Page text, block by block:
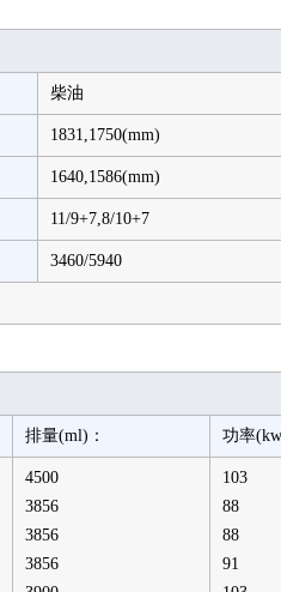
柴油
1831,1750(mm)
1640,1586(mm)
11/9+7,8/10+7
3460/5940
排量(ml)： 功率
4500
3856
3856
3856
103
88
88
91